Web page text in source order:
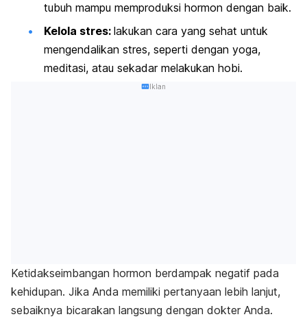
tubuh mampu memproduksi hormon dengan baik.
Kelola stres: lakukan cara yang sehat untuk
mengendalikan stres, seperti dengan yoga,
meditasi, atau sekadar melakukan hobi.
Iklan
Ketidakseimbangan hormon berdampak negatif pada
kehidupan. Jika Anda memiliki pertanyaan lebih lanjut,
sebaiknya bicarakan langsung dengan dokter Anda.